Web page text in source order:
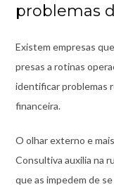
problemas
Existem empresas
presas a rotinas
identificar problemas
financeira.
O olhar externo e
Consultiva auxilia na
que as impedem de